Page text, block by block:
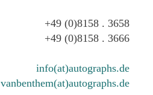
+49 (0)8158 . 3658
+49 (0)8158 . 3666
info(at)autographs.de
vanbenthem(at)autographs.de